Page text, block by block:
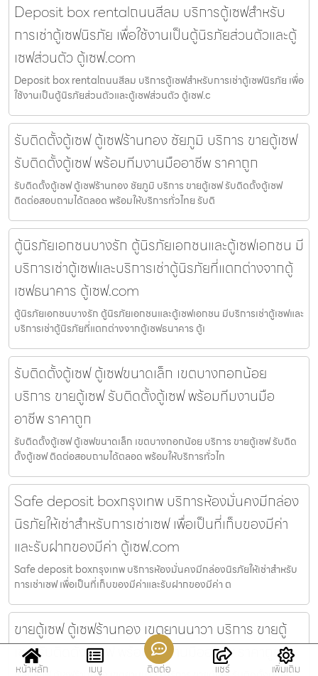
Deposit box rentalถนนสีลม บริการตู้เซฟสำหรับ
การเช่าตู้เซฟนิรภัย เพื่อใช้งานเป็นตู้นิรภัยส่วนตัวและตู้
เซฟส่วนตัว ตู้เซฟ.com
Deposit box rentalถนนสีลม บริการตู้เซฟสำหรับการเช่าตู้เซฟนิรภัย เพื่อ
ใช้งานเป็นตู้นิรภัยส่วนตัวและตู้เซฟส่วนตัว ตู้เซฟ.c
รับติดตั้งตู้เซฟ ตู้เซฟร้านทอง ชัยภูมิ บริการ ขายตู้เซฟ
รับติดตั้งตู้เซฟ พร้อมทีมงานมืออาชีพ ราคาถูก
รับติดตั้งตู้เซฟ ตู้เซฟร้านทอง ชัยภูมิ บริการ ขายตู้เซฟ รับติดตั้งตู้เซฟ
ติดต่อสอบถามได้ตลอด พร้อมให้บริการทั่วไทย รับติ
ตู้นิรภัยเอกชนบางรัก ตู้นิรภัยเอกชนและตู้เซฟเอกชน มี
บริการเช่าตู้เซฟและบริการเช่าตู้นิรภัยที่แตกต่างจากตู้
เซฟธนาคาร ตู้เซฟ.com
ตู้นิรภัยเอกชนบางรัก ตู้นิรภัยเอกชนและตู้เซฟเอกชน มีบริการเช่าตู้เซฟและ
บริการเช่าตู้นิรภัยที่แตกต่างจากตู้เซฟธนาคาร ตู้เ
รับติดตั้งตู้เซฟ ตู้เซฟขนาดเล็ก เขตบางกอกน้อย
บริการ ขายตู้เซฟ รับติดตั้งตู้เซฟ พร้อมทีมงานมือ
อาชีพ ราคาถูก
รับติดตั้งตู้เซฟ ตู้เซฟขนาดเล็ก เขตบางกอกน้อย บริการ ขายตู้เซฟ รับติด
ตั้งตู้เซฟ ติดต่อสอบถามได้ตลอด พร้อมให้บริการทั่วไท
Safe deposit boxกรุงเทพ บริการห้องมั่นคงมีกล่อง
นิรภัยให้เช่าสำหรับการเช่าเซฟ เพื่อเป็นที่เก็บของมีค่า
และรับฝากของมีค่า ตู้เซฟ.com
Safe deposit boxกรุงเทพ บริการห้องมั่นคงมีกล่องนิรภัยให้เช่าสำหรับ
การเช่าเซฟ เพื่อเป็นที่เก็บของมีค่าและรับฝากของมีค่า ต
ขายตู้เซฟ ตู้เซฟร้านทอง เขตยานนาวา บริการ ขายตู้
เซฟ รับติดตั้งตู้เซฟ พร้อมทีมงานมืออาชีพ ราคาถูก
หน้าหลัก เมนู ติดต่อ แชร์ เพิ่มเติม